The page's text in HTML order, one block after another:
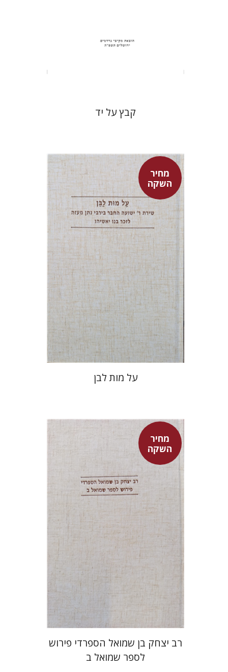
הנחת אתר ספר מודפס
קבץ על יד
מחיר
השקה
שולמית אליצור
מחיר השקה
$39
$27
על מות לבן
מחיר
השקה
שמעון שטובר
מחיר השקה
$50
$35
רב יצחק בן שמואל הספרדי פירוש
לספר שמואל ב